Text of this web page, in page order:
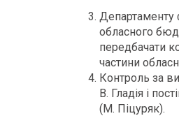
Департаменту
обласного
передбачати
частини
Контроль за
В. Гладія і
(М. Піцуряк).